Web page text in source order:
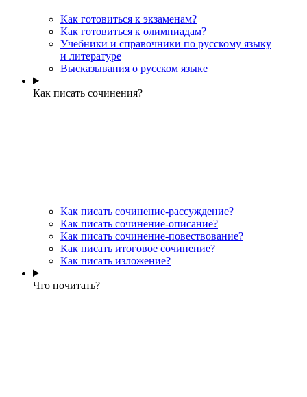
Как готовиться к экзаменам?
Как готовиться к олимпиадам?
Учебники и справочники по русскому языку
и литературе
Высказывания о русском языке
Как писать сочинения?
Как писать сочинение-рассуждение?
Как писать сочинение-описание?
Как писать сочинение-повествование?
Как писать итоговое сочинение?
Как писать изложение?
Что почитать?